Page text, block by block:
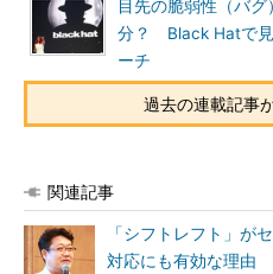
いった
るでし
もう一
階から
を減ら
目先の脆弱性（バ
分？ Black Hatで見
ーチ
過去の連載記事
関連記事
「シフトレフト」が
対応にも有効な理由